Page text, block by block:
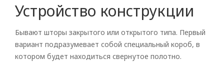
Устройство конструкции
Бывают шторы закрытого или открытого типа. Первый
вариант подразумевает собой специальный короб, в
котором будет находиться свернутое полотно.